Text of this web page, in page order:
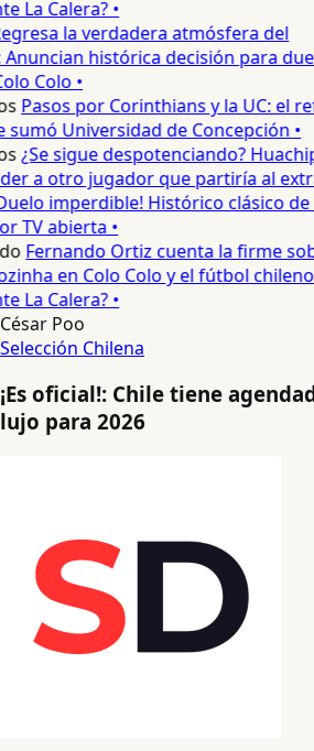
La Calera? •
la verdadera atmósfera del
histórica decisión para
Colo •
Pasos por Corinthians y la UC: el
Universidad de Concepción •
¿Se sigue despotenciando?
a otro jugador que partiría al
imperdible! Histórico clásico de
TV abierta •
Fernando Ortiz cuenta la firme
en Colo Colo y el fútbol chileno:
La Calera? •
César Poo
Selección Chilena
¡Es oficial!: Chile tiene
lujo para 2026